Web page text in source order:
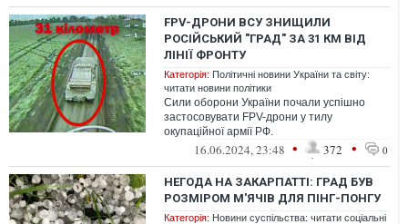
FPV-ДРОНИ ВСУ ЗНИЩИЛИ
РОСІЙСЬКИЙ "ГРАД" ЗА 31 КМ ВІД
ЛІНІЇ ФРОНТУ
Категорія: Політичні новини України та світу:
читати новини політики
Сили оборони України почали успішно
застосовувати FPV-дрони у тилу
окупаційної армії РФ.
16.06.2024, 23:48 • 372 • 0
НЕГОДА НА ЗАКАРПАТТІ: ГРАД БУВ
РОЗМІРОМ М'ЯЧІВ ДЛЯ ПІНГ-ПОНГУ
Категорія: Новини суспільства: читати соціальні